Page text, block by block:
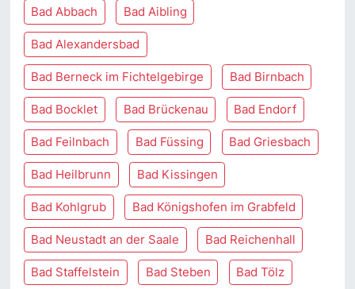
Bad Abbach Bad Aibling
Bad Alexandersbad
Bad Berneck im Fichtelgebirge Bad Birnbach
Bad Bocklet Bad Brückenau Bad Endorf
Bad Feilnbach Bad Füssing Bad Griesbach
Bad Heilbrunn Bad Kissingen
Bad Kohlgrub Bad Königshofen im Grabfeld
Bad Neustadt an der Saale Bad Reichenhall
Bad Staffelstein Bad Steben Bad Tölz